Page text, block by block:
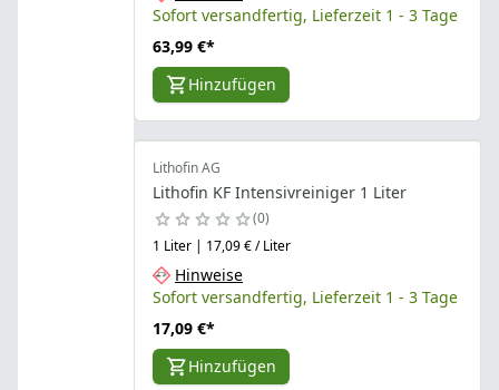
Sofort versandfertig, Lieferzeit 1 - 3 Tage
63,99 €*
Hinzufügen
Lithofin AG
Lithofin KF Intensivreiniger 1 Liter
0
1 Liter | 17,09 € / Liter
Hinweise
Sofort versandfertig, Lieferzeit 1 - 3 Tage
17,09 €*
Hinzufügen